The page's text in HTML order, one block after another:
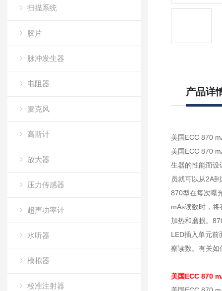
扫描系统
胶片
脉冲发生器
电阻器
麦克风
高斯计
放大器
压力传感器
超声功率计
水听器
模拟器
校准注射器
产品详
美国ECC 870
美国ECC 870
生器的性能而设
员就可以从2A
870型在每次曝
mAs读数时，
加热和磨损。
LED插入单元前
察读数。有关如
美国ECC 870